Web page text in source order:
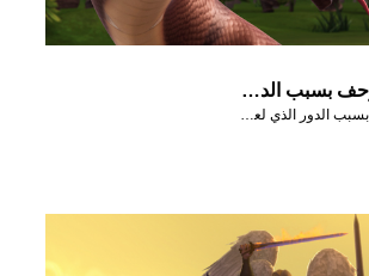
لعنة الحية بالزحف بسبب الدور الذي لعبته في السقوط.
لعنة الحية بالزحف بسبب الدور الذي لعبته في السقوط.